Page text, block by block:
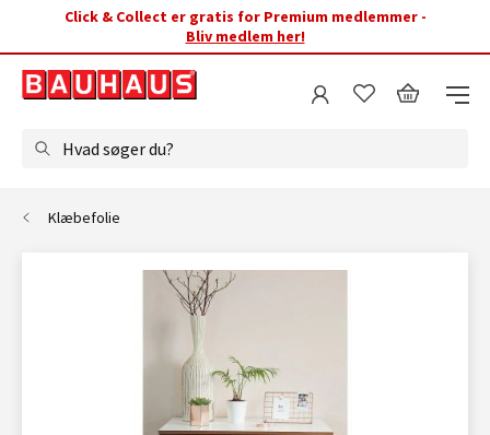
Click & Collect er gratis for Premium medlemmer -
Bliv medlem her!
Hvad søger du?
Klæbefolie